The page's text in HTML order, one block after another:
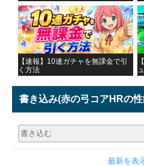
【速報】10連ガチャを無課金で引
く方法
書き込み(赤の弓コアHRの
最新を表